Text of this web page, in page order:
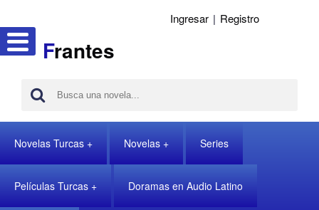
Frantes
Ingresar | Registro
Novelas Turcas Novelas Series
Películas Turcas Doramas en Audio Latino